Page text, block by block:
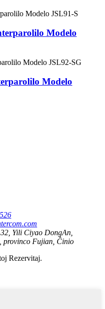
Modelo
Modelo
Yili Ciyao DongAn,
provinco Fujian, Ĉinio
Rezervitaj.